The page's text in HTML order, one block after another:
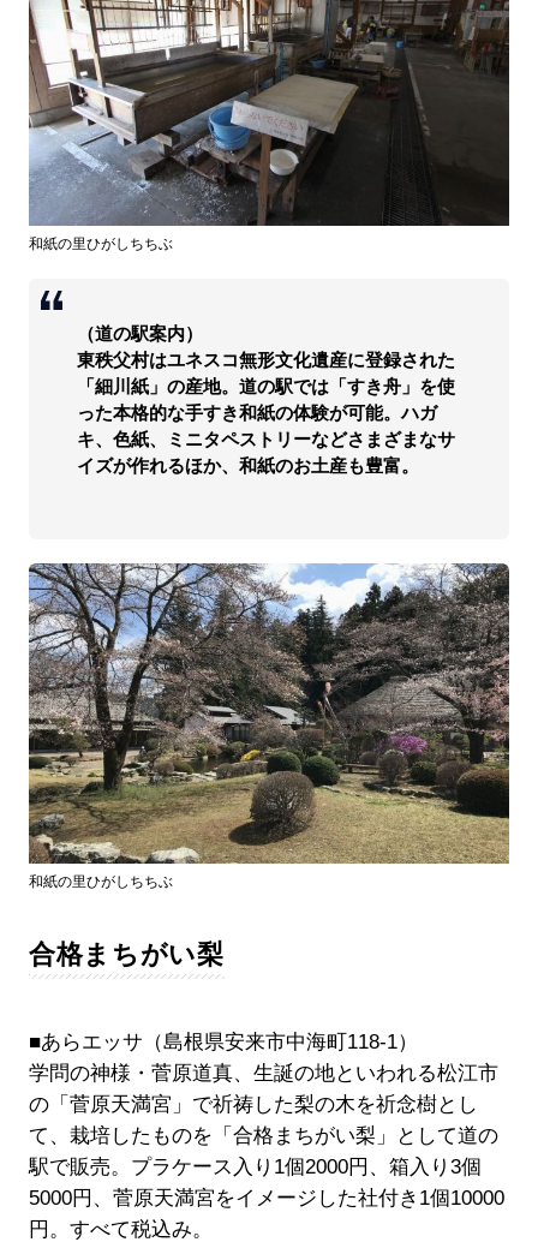
和紙の里ひがしちちぶ
（道の駅案内）
東秩父村はユネスコ無形文化遺産に登録された
「細川紙」の産地。道の駅では「すき舟」を使
った本格的な手すき和紙の体験が可能。ハガ
キ、色紙、ミニタペストリーなどさまざまなサ
イズが作れるほか、和紙のお土産も豊富。
和紙の里ひがしちちぶ
合格まちがい梨
■あらエッサ（島根県安来市中海町118-1）
学問の神様・菅原道真、生誕の地といわれる松江市
の「菅原天満宮」で祈祷した梨の木を祈念樹とし
て、栽培したものを「合格まちがい梨」として道の
駅で販売。プラケース入り1個2000円、箱入り3個
5000円、菅原天満宮をイメージした社付き1個10000
円。すべて税込み。